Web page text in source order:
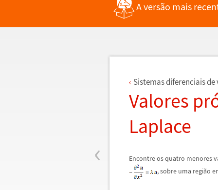
Voltar para Últimas Novidades
A versão mais
‹
Sistemas diferenciais de
Valores pr
Laplace
Encontre os quatro menores
, sobre uma região